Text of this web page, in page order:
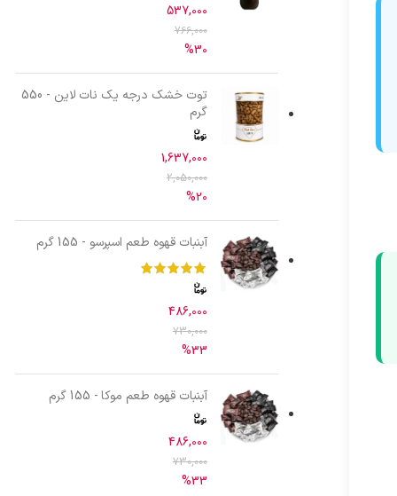
537,000
766,000
%30
توت خشک درجه یک نات لاین - 550
گرم
1,637,000
2,050,000
%20
آبنبات قهوه طعم اسپرسو - 155 گرم
486,000
730,000
%33
آبنبات قهوه طعم موکا - 155 گرم
486,000
730,000
%33